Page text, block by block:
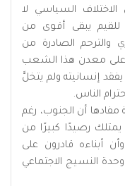
الاختلاف السياسي لا
للقيم يبقى أقوى من
والترحم الصادرة من
على معدن هذا الشعب
يفقد إنسانيته ولم يتخلَّ
الناس.
أن الجنوب، رغم
رصيدًا كبيرًا من
أبناءه قادرون على
النسيج الاجتماعي